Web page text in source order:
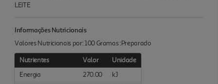
LEITE
Informações Nutricionais
Valores Nutricionais por: 100 Gramas :Preparado
Nutrientes Valor
Unidade
Energia
270.00
kJ